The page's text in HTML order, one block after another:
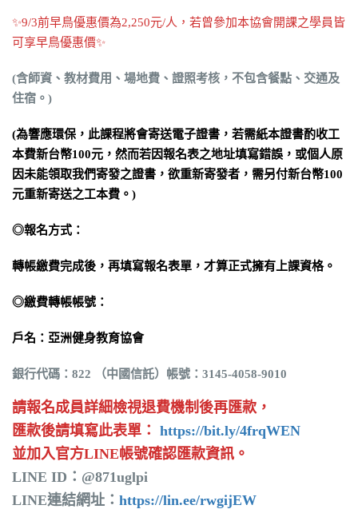
✨9/3前早鳥優惠價為2,250元/人，若曾參加本協會開課之學員皆
可享早鳥優惠價✨
(含師資、教材費用、場地費、證照考核，不包含餐點、交通及
住宿。)
(為響應環保，此課程將會寄送電子證書，若需紙本證書酌收工
本費新台幣100元，然而若因報名表之地址填寫錯誤，或個人原
因未能領取我們寄發之證書，欲重新寄發者，需另付新台幣100
元重新寄送之工本費。)
◎報名方式：
轉帳繳費完成後，再填寫報名表單，才算正式擁有上課資格。
◎繳費轉帳帳號：
戶名：亞洲健身教育協會
銀行代碼：822 （中國信託）帳號：3145-4058-9010
請報名成員詳細檢視退費機制後再匯款，
匯款後請填寫此表單： https://bit.ly/4frqWEN
並加入官方LINE帳號確認匯款資訊。
LINE ID：@871uglpi
LINE連結網址： https://lin.ee/rwgijEW